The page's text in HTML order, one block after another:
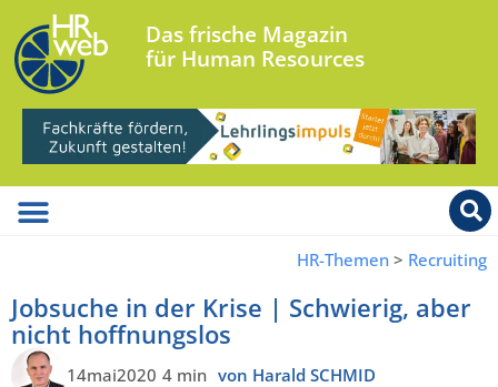
Das frische Magazin
für Human Resources
HR-Themen > Recruiting
Jobsuche in der Krise | Schwierig, aber
nicht hoffnungslos
14mai2020 4 min von Harald SCHMID